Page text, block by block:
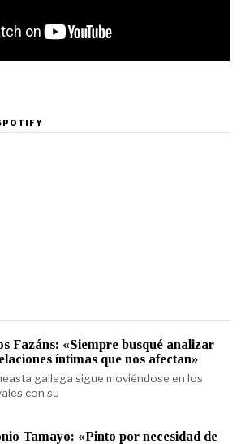
Fazáns: «Siempre busqué analizar
íntimas que nos afectan»
gallega sigue moviéndose en los
con su
Tamayo: «Pinto por necesidad de